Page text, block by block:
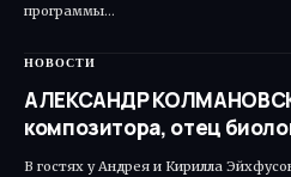
программы…
НОВОСТИ
АЛЕКСАНДР
композитора, отец
В гостях у Андрея и Кирилла